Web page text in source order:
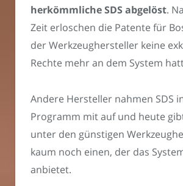
herkömmliche SDS abgelöst.
Zeit erloschen die Patente für
der Werkzeughersteller keine
Rechte mehr an dem System
Andere Hersteller nahmen SDS
Programm mit auf und heute
unter den günstigen
kaum noch einen, der das
anbietet.